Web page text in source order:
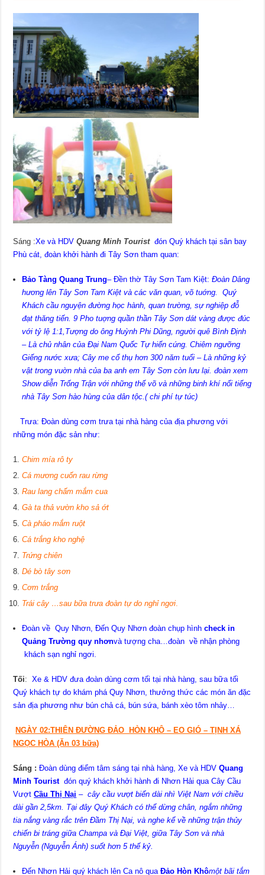
Sáng :Xe và HDVQuang Minh Tourist đón Quý khách tại sân bay
Phù cát, đoàn khởi hành đi Tây Sơn tham quan:
Bảo Tàng Quang Trung– Đền thờ Tây Sơn Tam Kiệt:Đoàn Dâng
hương lên Tây Sơn Tam Kiệt và các văn quan, võ tuớng. Quý
Khách cầu nguyện đường học hành, quan trường, sự nghiệp đỗ
đạt thăng tiến. 9 Pho tuợng quần thần Tây Sơn dát vàng được đúc
với tỷ lệ 1:1,Tượng do ông Huỳnh Phi Dũng, người quê Bình Định
– Là chủ nhân của Đại Nam Quốc Tự hiến cúng. Chiêm ngưỡng
Giếng nước xưa; Cây me cổ thụ hơn 300 năm tuổi – Là những kỷ
vật trong vuờn nhà của ba anh em Tây Sơn còn lưu lại. đoàn xem
Show diễn Trống Trận với những thế võ và những binh khí nổi tiếng
nhà Tây Sơn hào hùng của dân tộc.( chi phí tự túc)
Trưa: Đoàn dùng cơm trưa tại nhà hàng của địa phương với
những món đặc sản như:
Chim mía rô ty
Cá mương cuốn rau rừng
Rau lang chấm mắm cua
Gà ta thả vườn kho sả ớt
Cà pháo mắm ruột
Cá trắng kho nghệ
Trứng chiên
Dé bò tây sơn
Cơm trắng
Trái cây …sau bữa trưa đoàn tự do nghỉ ngơi.
Đoàn về Quy Nhơn, Đến Quy Nhơn đoàn chụp hìnhcheck in
Quảng Trường quy nhơnvà tượng cha…đoàn về nhận phòng
khách sạn nghỉ ngơi.
Tối:Xe & HDV đưa đoàn dùng cơm tối tại nhà hàng, sau bữa tối
Quý khách tự do khám phá Quy Nhơn, thưởng thức các món ăn đặc
sản địa phương như bún chả cá, bún sứa, bánh xèo tôm nhảy…
NGÀY 02:THIÊN ĐƯỜNG ĐẢO HÒN KHÔ – EO GIÓ – TỊNH XÁ
NGỌC HÒA (Ăn03 bữa)
Sáng :Đoàn dùng điểm tâm sáng tại nhà hàng, Xe và HDVQuang
Minh Touristđón quý khách khởi hành đi Nhơn Hải qua Cây Cầu
VượtCầu Thị Nại –cây cầu vượt biển dài nhì Việt Nam với chiều
dài gần 2,5km. Tại đây Quý Khách có thể dừng chân, ngắm những
tia nắng vàng rắc trên Đầm Thị Nại, và nghe kể về những trận thủy
chiến bi tráng giữa Champa và Đại Việt, giữa Tây Sơn và nhà
Nguyễn (Nguyễn Ánh) suốt hơn 5 thế kỷ.
Đến Nhơn Hải quý khách lên Ca nô quaĐảo Hòn Khômột bãi tắm